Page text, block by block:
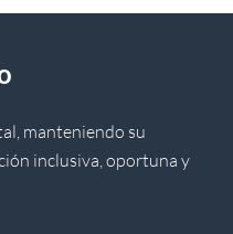
manteniendo su
inclusiva, oportuna y